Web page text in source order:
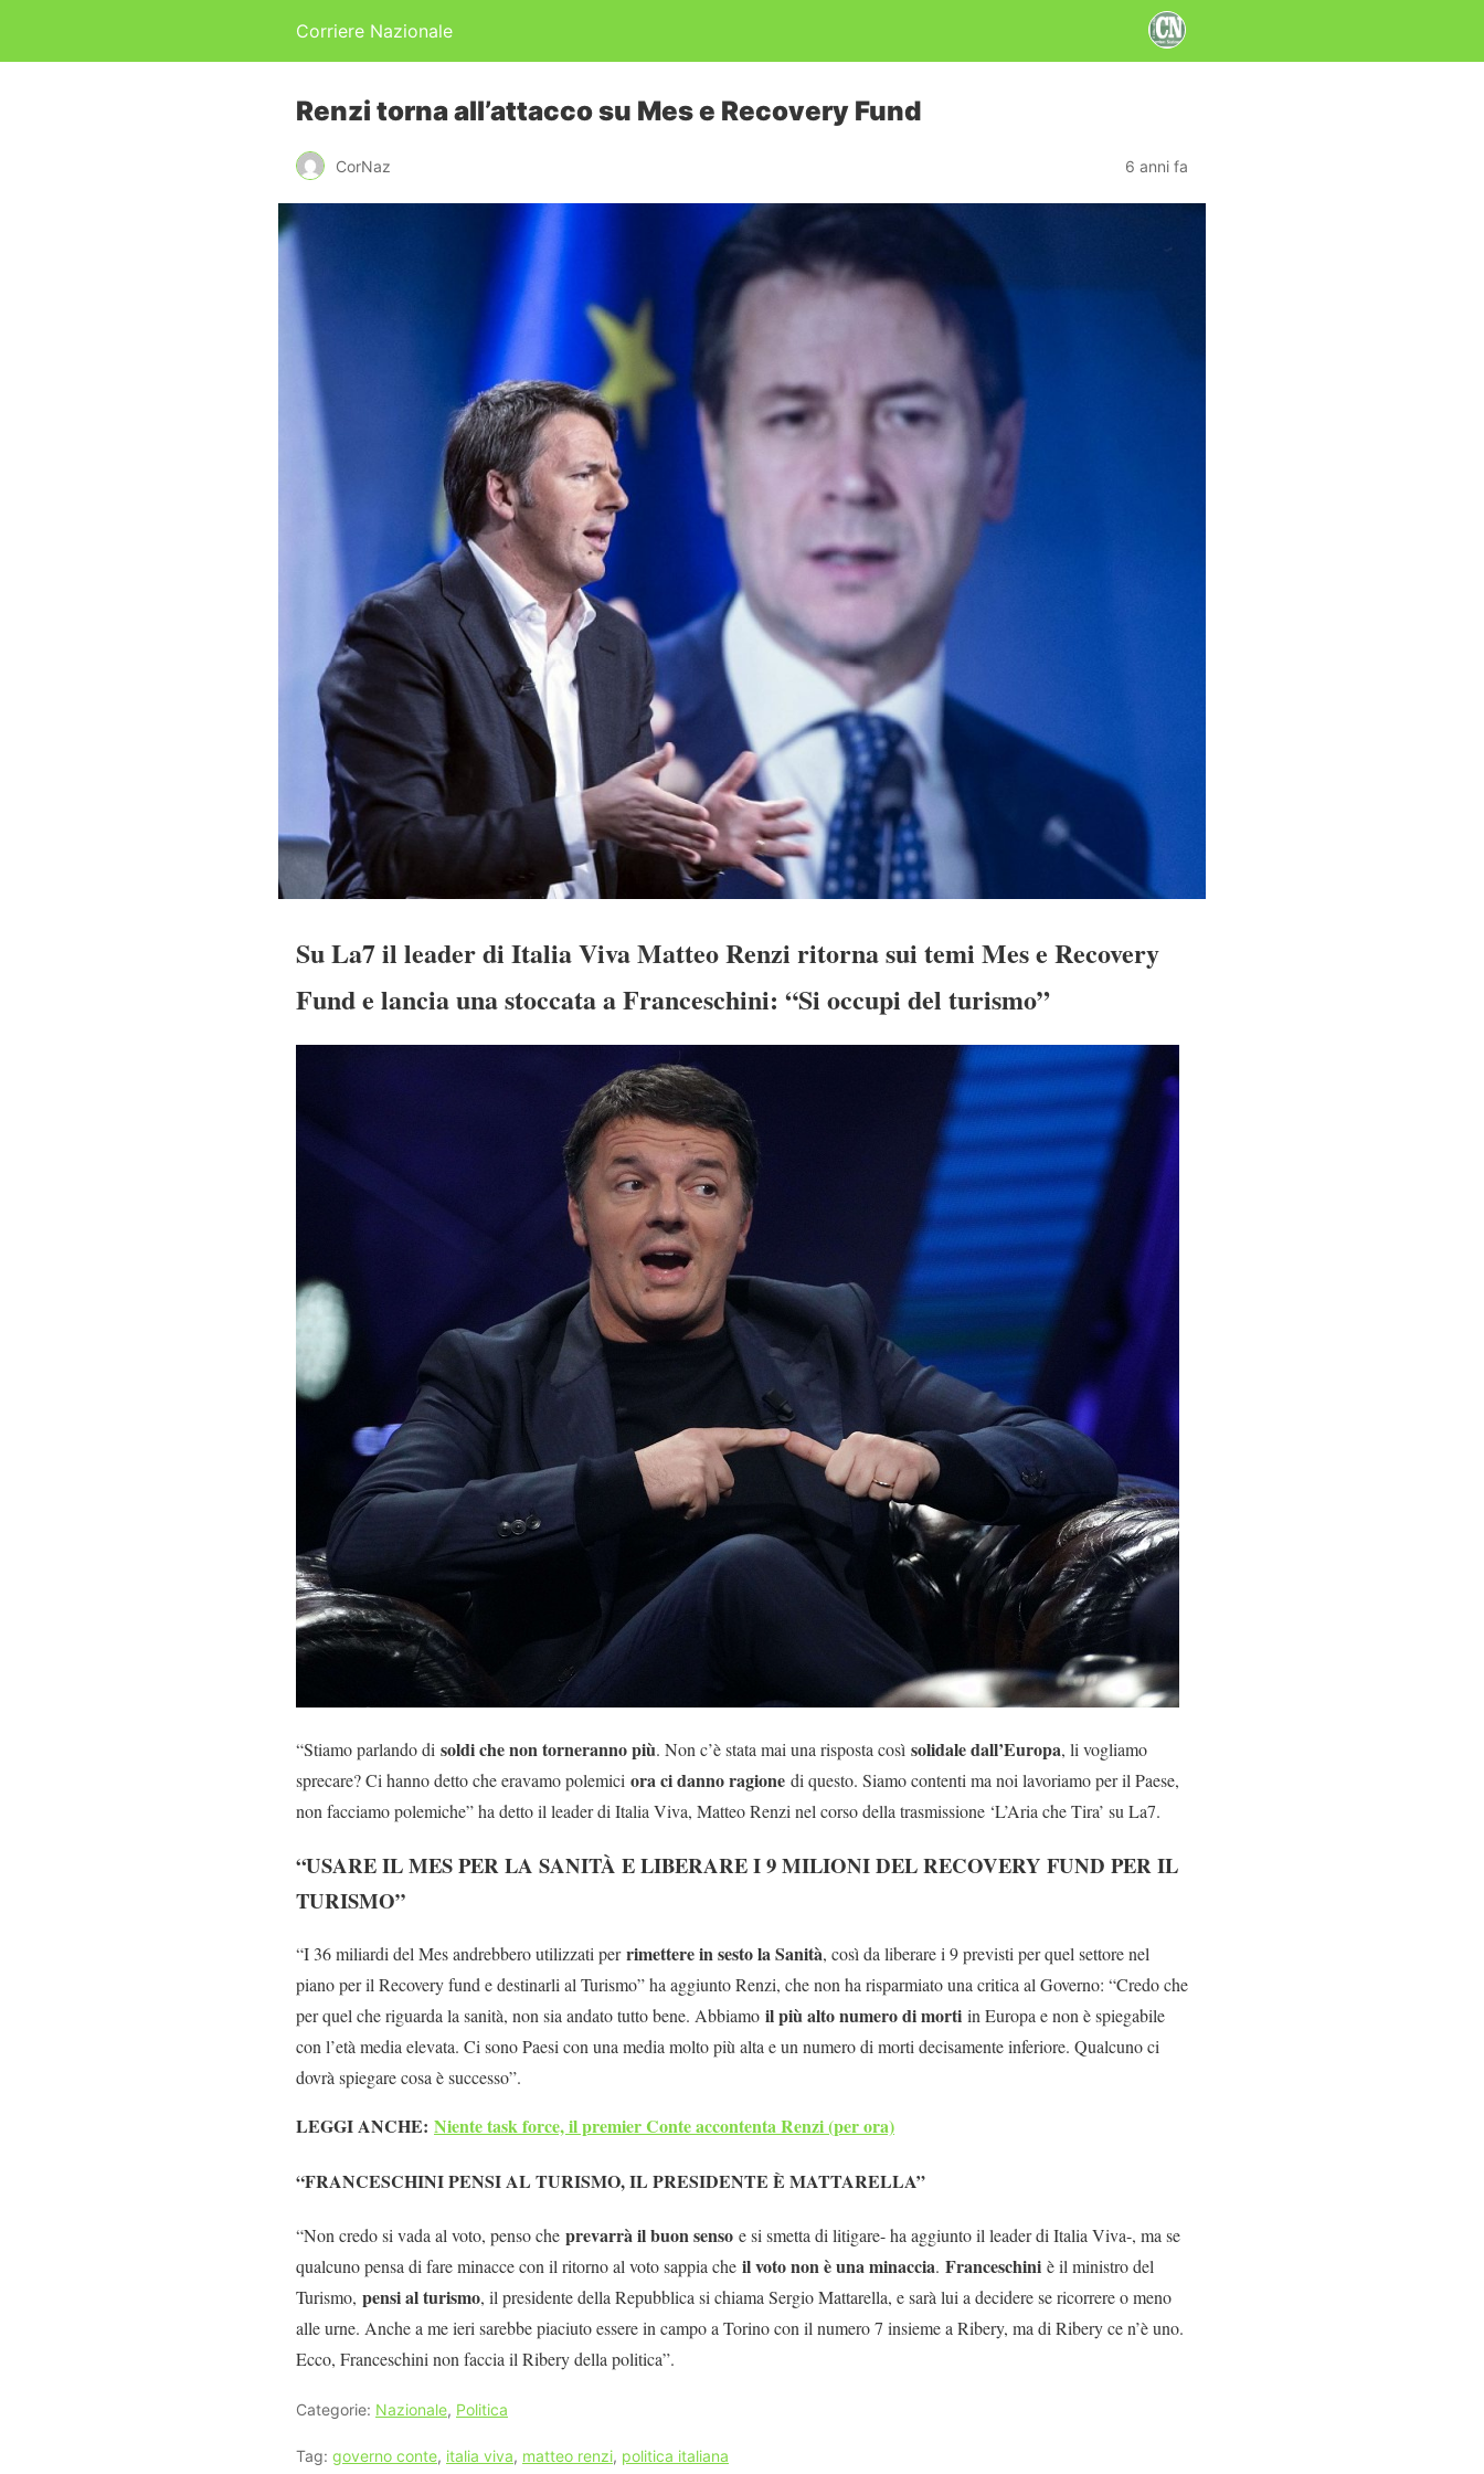
Corriere Nazionale
Renzi torna all’attacco su Mes e Recovery Fund
CorNaz 6 anni fa
Su La7 il leader di Italia Viva Matteo Renzi ritorna sui temi Mes e Recovery
Fund e lancia una stoccata a Franceschini: “Si occupi del turismo”
“Stiamo parlando di soldi che non torneranno più. Non c’è stata mai una risposta così solidale dall’Europa, li vogliamo
sprecare? Ci hanno detto che eravamo polemici ora ci danno ragione di questo. Siamo contenti ma noi lavoriamo per il Paese,
non facciamo polemiche” ha detto il leader di Italia Viva, Matteo Renzi nel corso della trasmissione ‘L’Aria che Tira’ su La7.
“USARE IL MES PER LA SANITÀ E LIBERARE I 9 MILIONI DEL RECOVERY FUND PER IL
TURISMO”
“I 36 miliardi del Mes andrebbero utilizzati perrimettere in sesto la Sanità, così da liberare i 9 previsti per quel settore nel
piano per il Recovery fund e destinarli al Turismo” ha aggiunto Renzi, che non ha risparmiato una critica al Governo: “Credo che
per quel che riguarda la sanità, non sia andato tutto bene. Abbiamo il più alto numero di morti in Europa e non è spiegabile
con l’età media elevata. Ci sono Paesi con una media molto più alta e un numero di morti decisamente inferiore. Qualcuno ci
dovrà spiegare cosa è successo”.
LEGGI ANCHE: Niente task force, il premier Conte accontenta Renzi (per ora)
“FRANCESCHINI PENSI AL TURISMO, IL PRESIDENTE È MATTARELLA”
“Non credo si vada al voto, penso che prevarrà il buon senso e si smetta di litigare- ha aggiunto il leader di Italia Viva-, ma se
qualcuno pensa di fare minacce con il ritorno al voto sappia che il voto non è una minaccia. Franceschini è il ministro del
Turismo, pensi al turismo, il presidente della Repubblica si chiama Sergio Mattarella, e sarà lui a decidere se ricorrere o meno
alle urne. Anche a me ieri sarebbe piaciuto essere in campo a Torino con il numero 7 insieme a Ribery, ma di Ribery ce n’è uno.
Ecco, Franceschini non faccia il Ribery della politica”.
Categorie: Nazionale, Politica
Tag: governo conte, italia viva, matteo renzi, politica italiana